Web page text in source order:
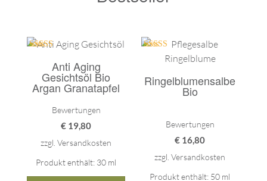
Anti Aging
Gesichtsöl Bio
Argan Granatapfel
5.00
von 5
Bewertungen
€ 19,80
zzgl.Versandkosten
Produkt enthält: 30 ml
Ringelblumensalbe
Bio
Bewertet mit
5.00
Bewertungen
€ 16,80
zzgl.Versandkosten
Produkt enthält: 50 ml